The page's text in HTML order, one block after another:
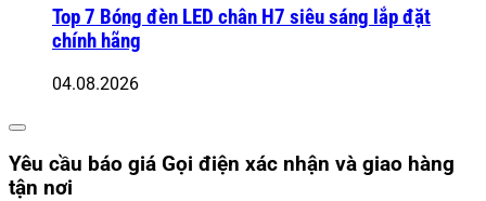
Top 7 Bóng đèn LED chân H7 siêu sáng lắp đặt
chính hãng
04.08.2026
Yêu cầu báo giá Gọi điện xác nhận và giao hàng
tận nơi